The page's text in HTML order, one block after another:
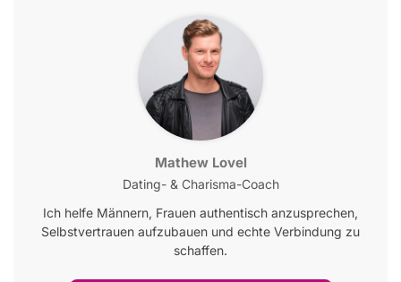
Mathew Lovel
Dating- & Charisma-Coach
Ich helfe Männern, Frauen authentisch anzusprechen,
Selbstvertrauen aufzubauen und echte Verbindung zu
schaffen.